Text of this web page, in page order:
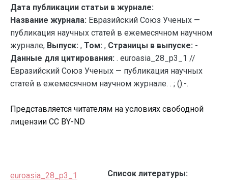
Дата публикации статьи в журнале:
Название журнала: Евразийский Союз Ученых —
публикация научных статей в ежемесячном научном
журнале, Выпуск: , Том: , Страницы в выпуске: -
Данные для цитирования: . euroasia_28_p3_1 //
Евразийский Союз Ученых — публикация научных
статей в ежемесячном научном журнале. . ; ():-.
Представляется читателям на условиях свободной
лицензии CC BY-ND
euroasia_28_p3_1 Список литературы: